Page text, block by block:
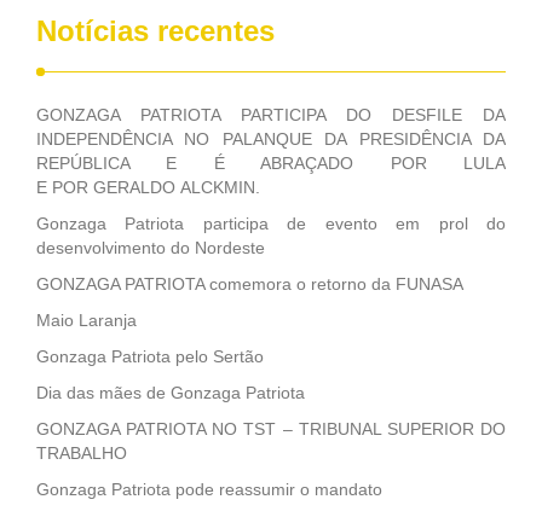
Notícias recentes
GONZAGA PATRIOTA PARTICIPA DO DESFILE DA
INDEPENDÊNCIA NO PALANQUE DA PRESIDÊNCIA DA
REPÚBLICA E É ABRAÇADO POR LULA
E POR GERALDO ALCKMIN.
Gonzaga Patriota participa de evento em prol do
desenvolvimento do Nordeste
GONZAGA PATRIOTA comemora o retorno da FUNASA
Maio Laranja
Gonzaga Patriota pelo Sertão
Dia das mães de Gonzaga Patriota
GONZAGA PATRIOTA NO TST – TRIBUNAL SUPERIOR DO
TRABALHO
Gonzaga Patriota pode reassumir o mandato